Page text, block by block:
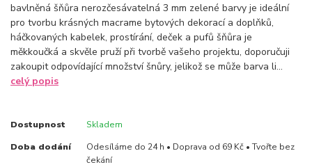
bavlněná šňůra nerozčesávatelná 3 mm zelené barvy je ideální
pro tvorbu krásných macrame bytových dekorací a doplňků,
háčkovaných kabelek, prostírání, deček a pufů šňůra je
měkkoučká a skvěle pruží při tvorbě vašeho projektu, doporučuji
zakoupit odpovídající množství šnůry, jelikož se může barva li...
celý popis
Dostupnost Skladem
Doba dodání
Odesíláme do 24 h • Doprava od 69 Kč • Tvořte bez
čekání